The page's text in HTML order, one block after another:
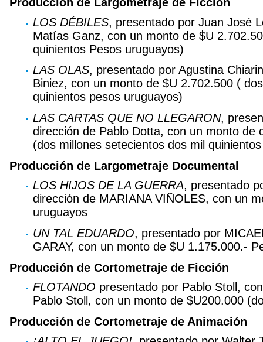
LOS DÉBILES, presentado por Juan José
Matías Ganz, con un monto de $U
quinientos Pesos uruguayos)
LAS OLAS, presentado por Agustina
Biniez, con un monto de $U 2.702.500 (
quinientos pesos uruguayos)
LAS CARTAS QUE NO LLEGARON,
dirección de Pablo Dotta, con un monto de
(dos millones setecientos dos mil
Producción de Largometraje Documental
LOS HIJOS DE LA GUERRA, presentado
dirección de MARIANA VIÑOLES, con un
uruguayos
UN TAL EDUARDO, presentado por
GARAY, con un monto de $U 1.175.000.-
Producción de Cortometraje de Ficción
FLOTANDO presentado por Pablo Stoll,
Pablo Stoll, con un monto de $U200.000
Producción de Cortometraje de Animación